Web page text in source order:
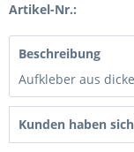
Artikel-Nr.:
Beschreibung
Aufkleber aus
Kunden haben